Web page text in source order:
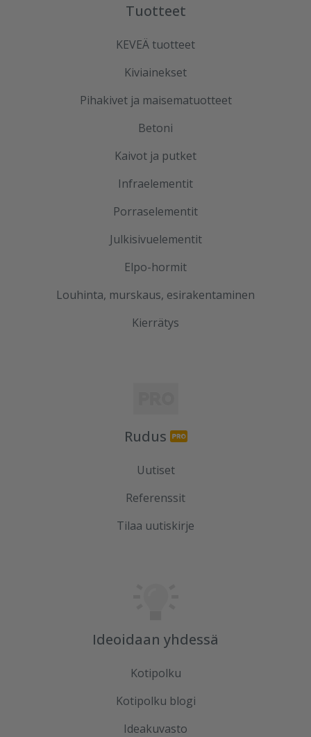
Tuotteet
KEVEÄ tuotteet
Kiviainekset
Pihakivet ja maisematuotteet
Betoni
Kaivot ja putket
Infraelementit
Porraselementit
Julkisivuelementit
Elpo-hormit
Louhinta, murskaus, esirakentaminen
Kierrätys
Rudus
Uutiset
Referenssit
Tilaa uutiskirje
Ideoidaan yhdessä
Kotipolku
Kotipolku blogi
Ideakuvasto